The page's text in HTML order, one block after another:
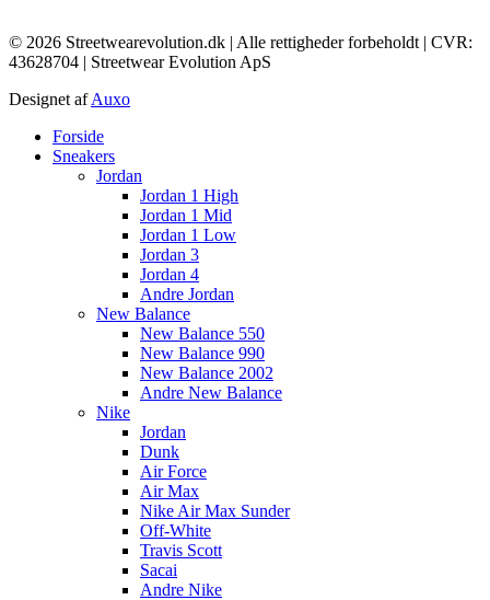
© 2026 Streetwearevolution.dk | Alle rettigheder forbeholdt | CVR:
43628704 | Streetwear Evolution ApS
Designet afAuxo
Main
Menu
Forside
Sneakers
Jordan
Jordan 1 High
Jordan 1 Mid
Jordan 1 Low
Jordan 3
Jordan 4
Andre Jordan
New Balance
New Balance 550
New Balance 990
New Balance 2002
Andre New Balance
Nike
Jordan
Dunk
Air Force
Air Max
Nike Air Max Sunder
Off-White
Travis Scott
Sacai
Andre Nike